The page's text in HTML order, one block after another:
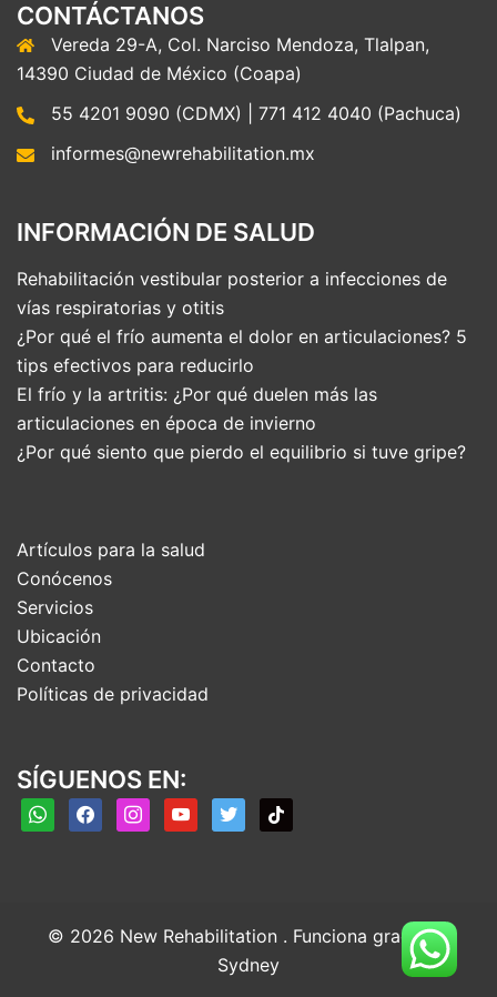
CONTÁCTANOS
Vereda 29-A, Col. Narciso Mendoza, Tlalpan,
14390 Ciudad de México (Coapa)
55 4201 9090 (CDMX) | 771 412 4040 (Pachuca)
informes@newrehabilitation.mx
INFORMACIÓN DE SALUD
Rehabilitación vestibular posterior a infecciones de
vías respiratorias y otitis
¿Por qué el frío aumenta el dolor en articulaciones? 5
tips efectivos para reducirlo
El frío y la artritis: ¿Por qué duelen más las
articulaciones en época de invierno
¿Por qué siento que pierdo el equilibrio si tuve gripe?
Artículos para la salud
Conócenos
Servicios
Ubicación
Contacto
Políticas de privacidad
SÍGUENOS EN:
whatsappfacebookinstagramyoutubetwitter tiktok
© 2026 New Rehabilitation . Funciona gracias a
Sydney